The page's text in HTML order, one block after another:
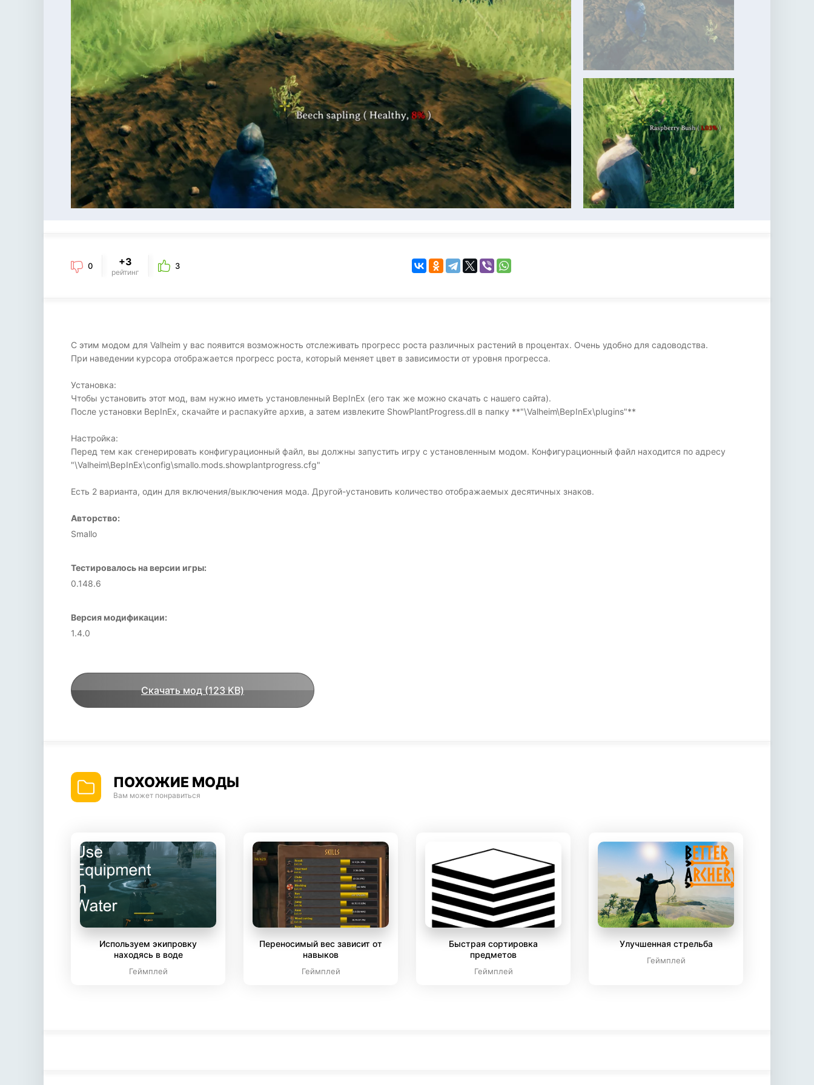
KINGDOM COME:
DELIVERANCE
бродилка
KENSHI
экшн
0 +3
рейтинг
3
С этим модом для Valheim у вас появится возможность отслеживать прогресс роста различных растений в процентах. Очень удобно для садоводства.
При наведении курсора отображается прогресс роста, который меняет цвет в зависимости от уровня прогресса.
Установка:
Чтобы установить этот мод, вам нужно иметь установленный BepInEx (его так же можно скачать с нашего сайта).
После установки BepInEx, скачайте и распакуйте архив, а затем извлеките ShowPlantProgress.dll в папку **"\Valheim\BepInEx\plugins"**
Настройка:
Перед тем как сгенерировать конфигурационный файл, вы должны запустить игру с установленным модом. Конфигурационный файл находится по адресу
"\Valheim\BepInEx\config\smallo.mods.showplantprogress.cfg"
Есть 2 варианта, один для включения/выключения мода. Другой-установить количество отображаемых десятичных знаков.
Авторство:
Smallo
Тестировалось на версии игры:
0.148.6
Версия модификации:
1.4.0
Скачать мод (123 KB)
ПОХОЖИЕ МОДЫ
Вам может понравиться
Используем экипровку
находясь в воде
Геймплей
Переносимый вес зависит от
навыков
Геймплей
Быстрая сортировка
предметов
Геймплей
Улучшенная стрельба
Геймплей